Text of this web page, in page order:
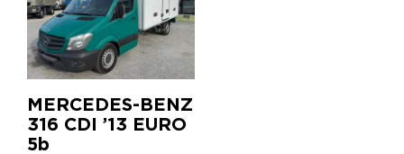
MERCEDES-BENZ
316 CDI ’13 EURO
5b